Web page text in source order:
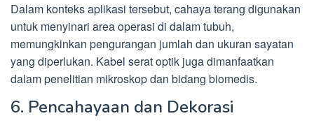
Dalam konteks aplikasi tersebut, cahaya terang digunakan
untuk menyinari area operasi di dalam tubuh,
memungkinkan pengurangan jumlah dan ukuran sayatan
yang diperlukan. Kabel serat optik juga dimanfaatkan
dalam penelitian mikroskop dan bidang biomedis.
6. Pencahayaan dan Dekorasi